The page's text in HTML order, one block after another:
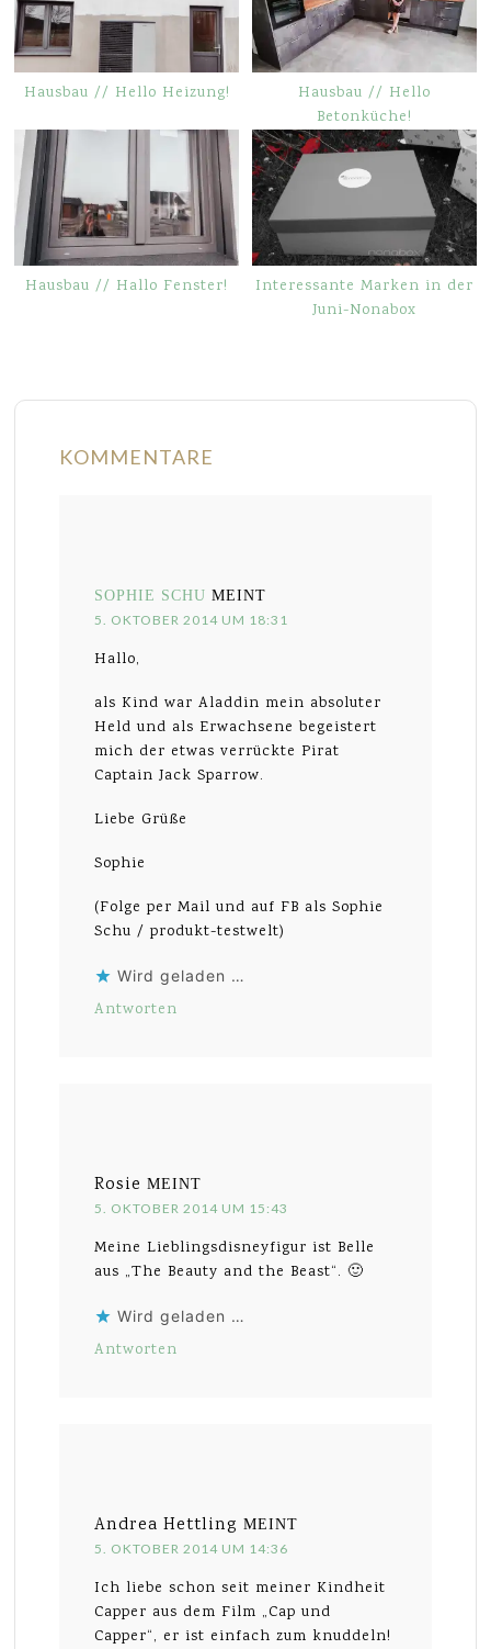
Hausbau // Hello Heizung!
Hausbau // Hello
Betonküche!
Hausbau // Hallo Fenster!
Interessante Marken in der
Juni-Nonabox
KOMMENTARE
SOPHIE SCHU MEINT
5. OKTOBER 2014 UM 18:31
Hallo,
als Kind war Aladdin mein absoluter
Held und als Erwachsene begeistert
mich der etwas verrückte Pirat
Captain Jack Sparrow.
Liebe Grüße
Sophie
(Folge per Mail und auf FB als Sophie
Schu / produkt-testwelt)
Wird geladen …
Antworten
Rosie MEINT
5. OKTOBER 2014 UM 15:43
Meine Lieblingsdisneyfigur ist Belle
aus „The Beauty and the Beast“. 🙂
Wird geladen …
Antworten
Andrea Hettling MEINT
5. OKTOBER 2014 UM 14:36
Ich liebe schon seit meiner Kindheit
Capper aus dem Film „Cap und
Capper“, er ist einfach zum knuddeln!